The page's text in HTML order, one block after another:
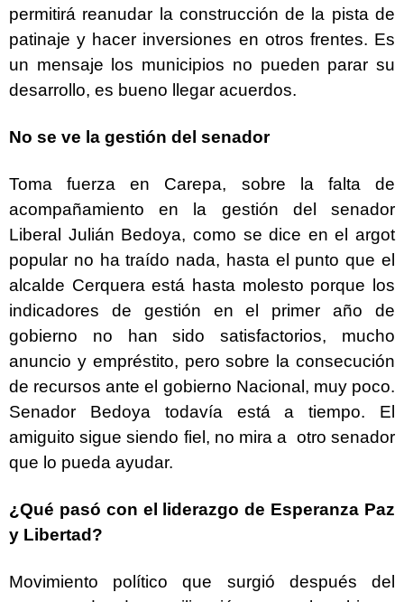
permitirá reanudar la construcción de la pista de
patinaje y hacer inversiones en otros frentes. Es
un mensaje los municipios no pueden parar su
desarrollo, es bueno llegar acuerdos.
No se ve la gestión del senador
Toma fuerza en Carepa, sobre la falta de
acompañamiento en la gestión del senador
Liberal Julián Bedoya, como se dice en el argot
popular no ha traído nada, hasta el punto que el
alcalde Cerquera está hasta molesto porque los
indicadores de gestión en el primer año de
gobierno no han sido satisfactorios, mucho
anuncio y empréstito, pero sobre la consecución
de recursos ante el gobierno Nacional, muy poco.
Senador Bedoya todavía está a tiempo. El
amiguito sigue siendo fiel, no mira a otro senador
que lo pueda ayudar.
¿Qué pasó con el liderazgo de Esperanza Paz
y Libertad?
Movimiento político que surgió después del